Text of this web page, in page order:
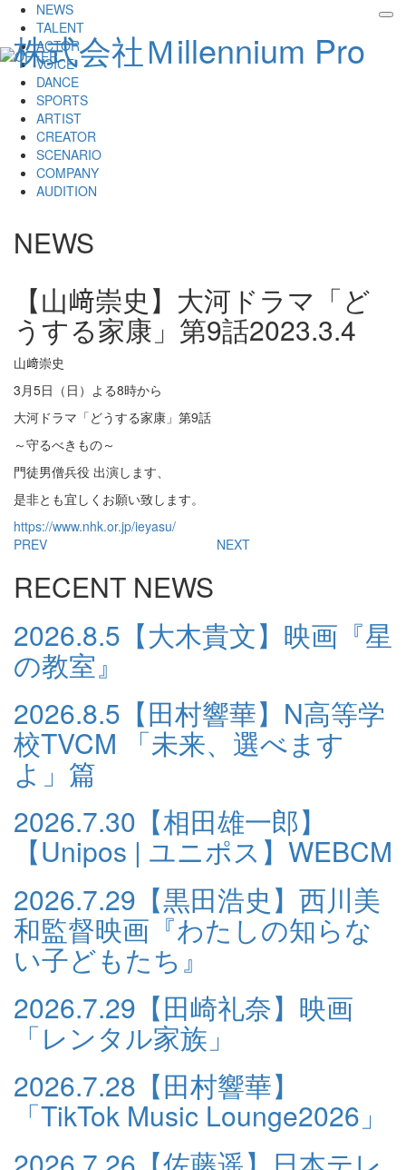
株式会社Ｍillennium Pro
NEWS
TALENT
ACTOR
VOICE
DANCE
SPORTS
ARTIST
CREATOR
SCENARIO
COMPANY
AUDITION
NEWS
【山﨑崇史】大河ドラマ「ど
うする家康」第9話2023.3.4
山﨑崇史
3月5日（日）よる8時から
大河ドラマ「どうする家康」第9話
～守るべきもの～
門徒男僧兵役 出演します、
是非とも宜しくお願い致します。
https://www.nhk.or.jp/ieyasu/
PREV
NEXT
RECENT NEWS
2026.8.5 【大木貴文】映画『星
の教室』
2026.8.5 【田村響華】N高等学
校TVCM 「未来、選べます
よ」篇
2026.7.30 【相田雄一郎】
【Unipos | ユニポス】WEBCM
2026.7.29 【黒田浩史】西川美
和監督映画『わたしの知らな
い子どもたち』
2026.7.29 【田崎礼奈】映画
「レンタル家族」
2026.7.28 【田村響華】
「TikTok Music Lounge2026」